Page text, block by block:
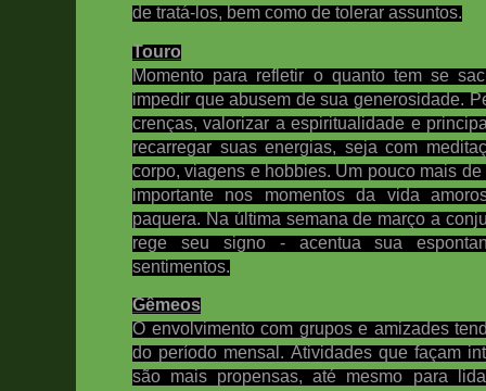
de tratá-los, bem como de tolerar assuntos.
Touro
Momento para refletir o quanto tem se
impedir que abusem de sua generosidade.
crenças, valorizar a espiritualidade e
recarregar suas energias, seja com
corpo, viagens e hobbies. Um pouco mais
importante nos momentos da vida
paquera. Na última semana de março a
rege seu signo - acentua sua
sentimentos.
Gêmeos
O envolvimento com grupos e amizades
do período mensal. Atividades que façam
são mais propensas, até mesmo para